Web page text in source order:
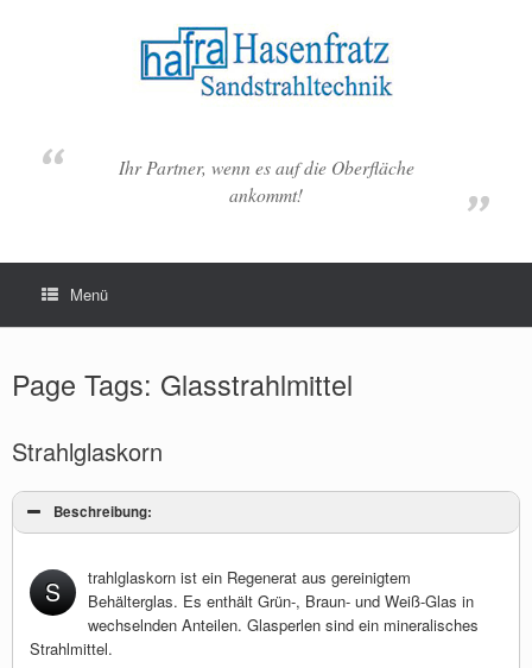
Ihr Partner, wenn es auf die Oberfläche
ankommt!
Menü
Page Tags: Glasstrahlmittel
Strahlglaskorn
Beschreibung:
S
trahlglaskorn ist ein Regenerat aus gereinigtem
Behälterglas. Es enthält Grün-, Braun- und Weiß-Glas in
wechselnden Anteilen. Glasperlen sind ein mineralisches
Strahlmittel.